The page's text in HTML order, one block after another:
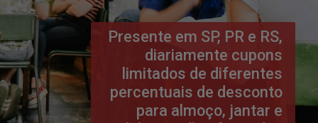
Presente em SP, PR e RS,
diariamente cupons
limitados de diferentes
percentuais de desconto
para almoço, jantar e